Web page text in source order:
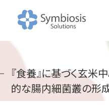
『食養』に基づく玄
的な腸内細菌叢の形
ニ